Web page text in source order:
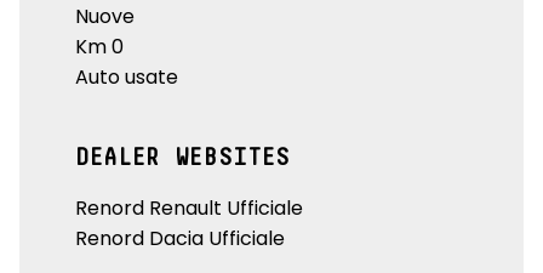
Nuove
Km 0
Auto usate
DEALER WEBSITES
Renord Renault Ufficiale
Renord Dacia Ufficiale